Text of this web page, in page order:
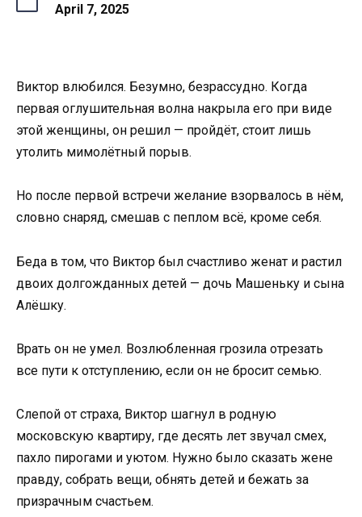
April 7, 2025
Виктор влюбился. Безумно, безрассудно. Когда
первая оглушительная волна накрыла его при виде
этой женщины, он решил — пройдёт, стоит лишь
утолить мимолётный порыв.
Но после первой встречи желание взорвалось в нём,
словно снаряд, смешав с пеплом всё, кроме себя.
Беда в том, что Виктор был счастливо женат и растил
двоих долгожданных детей — дочь Машеньку и сына
Алёшку.
Врать он не умел. Возлюбленная грозила отрезать
все пути к отступлению, если он не бросит семью.
Слепой от страха, Виктор шагнул в родную
московскую квартиру, где десять лет звучал смех,
пахло пирогами и уютом. Нужно было сказать жене
правду, собрать вещи, обнять детей и бежать за
призрачным счастьем.